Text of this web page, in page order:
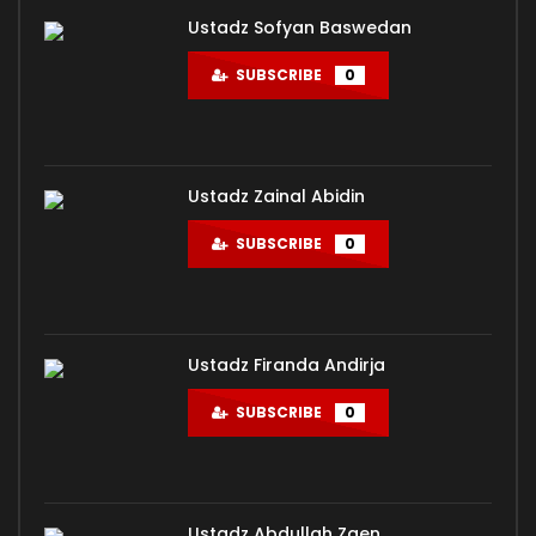
Ustadz Sofyan Baswedan
SUBSCRIBE 0
Ustadz Zainal Abidin
SUBSCRIBE 0
Ustadz Firanda Andirja
SUBSCRIBE 0